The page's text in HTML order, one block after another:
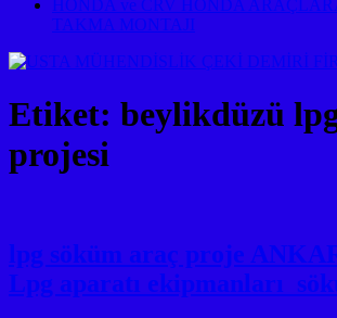
HONDA ve CRV HONDA
TAKMA MONTAJI
Etiket: beylikdüzü
projesi
lpg söküm araç proje
Lpg aparatı ekipmanları